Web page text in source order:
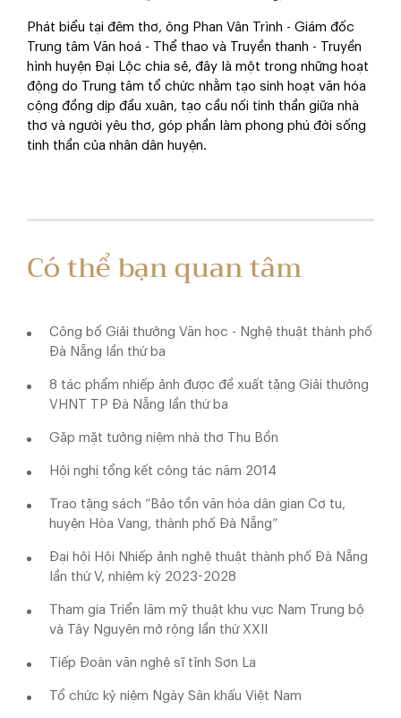
Phát biểu tại đêm thơ, ông Phan Vân Trình - Giám đốc
Trung tâm Văn hoá - Thể thao và Truyền thanh - Truyền
hình huyện Đại Lộc chia sẻ, đây là một trong những hoạt
động do Trung tâm tổ chức nhằm tạo sinh hoạt văn hóa
cộng đồng dịp đầu xuân, tạo cầu nối tinh thần giữa nhà
thơ và người yêu thơ, góp phần làm phong phú đời sống
tinh thần của nhân dân huyện.
Có thể bạn quan tâm
Công bố Giải thưởng Văn học - Nghệ thuật thành phố
Đà Nẵng lần thứ ba
8 tác phẩm nhiếp ảnh được đề xuất tặng Giải thưởng
VHNT TP Đà Nẵng lần thứ ba
Gặp mặt tưởng niệm nhà thơ Thu Bồn
Hội nghị tổng kết công tác năm 2014
Trao tặng sách “Bảo tồn văn hóa dân gian Cơ tu,
huyện Hòa Vang, thành phố Đà Nẵng”
Đại hội Hội Nhiếp ảnh nghệ thuật thành phố Đà Nẵng
lần thứ V, nhiệm kỳ 2023-2028
Tham gia Triển lãm mỹ thuật khu vực Nam Trung bộ
và Tây Nguyên mở rộng lần thứ XXII
Tiếp Đoàn văn nghệ sĩ tỉnh Sơn La
Tổ chức kỷ niệm Ngày Sân khấu Việt Nam